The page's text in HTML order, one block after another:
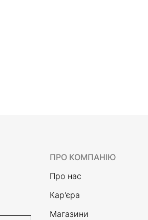
ПРО КОМПАНІЮ
Про нас
Кар'єра
Магазини